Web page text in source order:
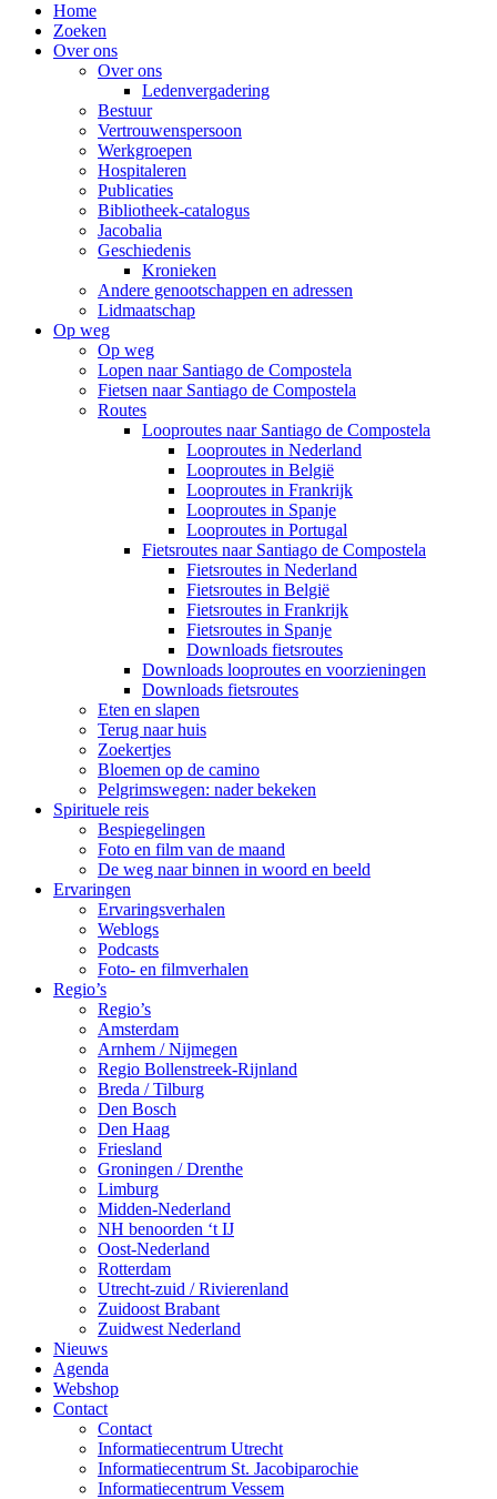
Home
Zoeken
Over ons
Over ons
Ledenvergadering
Bestuur
Vertrouwenspersoon
Werkgroepen
Hospitaleren
Publicaties
Bibliotheek-catalogus
Jacobalia
Geschiedenis
Kronieken
Andere genootschappen en adressen
Lidmaatschap
Op weg
Op weg
Lopen naar Santiago de Compostela
Fietsen naar Santiago de Compostela
Routes
Looproutes naar Santiago de Compostela
Looproutes in Nederland
Looproutes in België
Looproutes in Frankrijk
Looproutes in Spanje
Looproutes in Portugal
Fietsroutes naar Santiago de Compostela
Fietsroutes in Nederland
Fietsroutes in België
Fietsroutes in Frankrijk
Fietsroutes in Spanje
Downloads fietsroutes
Downloads looproutes en voorzieningen
Downloads fietsroutes
Eten en slapen
Terug naar huis
Zoekertjes
Bloemen op de camino
Pelgrimswegen: nader bekeken
Spirituele reis
Bespiegelingen
Foto en film van de maand
De weg naar binnen in woord en beeld
Ervaringen
Ervaringsverhalen
Weblogs
Podcasts
Foto- en filmverhalen
Regio’s
Regio’s
Amsterdam
Arnhem / Nijmegen
Regio Bollenstreek-Rijnland
Breda / Tilburg
Den Bosch
Den Haag
Friesland
Groningen / Drenthe
Limburg
Midden-Nederland
NH benoorden ‘t IJ
Oost-Nederland
Rotterdam
Utrecht-zuid / Rivierenland
Zuidoost Brabant
Zuidwest Nederland
Nieuws
Agenda
Webshop
Contact
Contact
Informatiecentrum Utrecht
Informatiecentrum St. Jacobiparochie
Informatiecentrum Vessem